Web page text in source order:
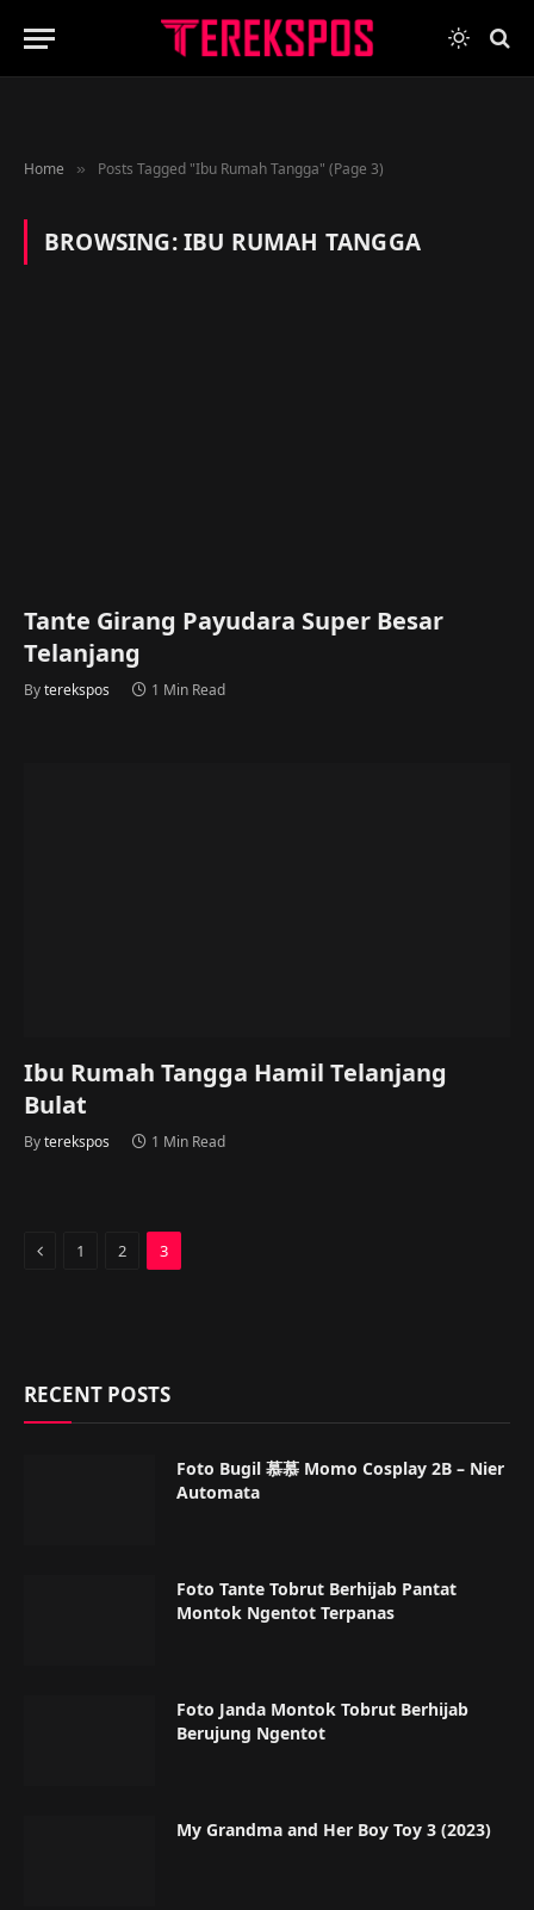
Home » Posts Tagged "Ibu Rumah Tangga" (Page 3)
BROWSING:IBU RUMAH TANGGA
Tante Girang Payudara Super Besar
Telanjang
Byterekspos 1 Min Read
Ibu Rumah Tangga Hamil Telanjang
Bulat
Byterekspos 1 Min Read
Previous
1 2 3
RECENT POSTS
Foto Bugil 慕慕 Momo Cosplay 2B – Nier
Automata
Foto Tante Tobrut Berhijab Pantat
Montok Ngentot Terpanas
Foto Janda Montok Tobrut Berhijab
Berujung Ngentot
My Grandma and Her Boy Toy 3 (2023)